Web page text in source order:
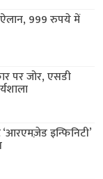
ऐलान, 999 रुपये में
पर जोर, एसडी
इन्फिनिटी’